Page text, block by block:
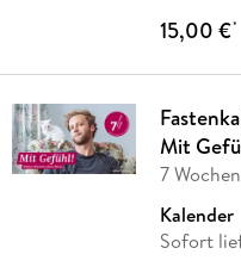
15,00 €*
Mit
7
Kalender
Sofort